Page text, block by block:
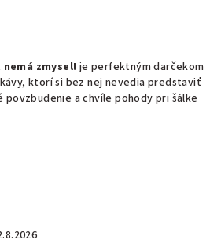
zmysel! je perfektným darčekom
ktorí si bez nej nevedia predstaviť
povzbudenie a chvíle pohody pri šálke